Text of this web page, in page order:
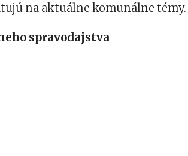
na aktuálne komunálne témy.
spravodajstva